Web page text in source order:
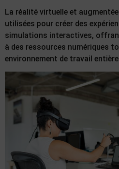
La réalité virtuelle et
utilisées pour créer des
simulations interactives,
à des ressources numériques
environnement de travail